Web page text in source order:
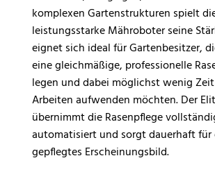
komplexen Gartenstrukturen spielt
leistungsstarke Mähroboter seine
eignet sich ideal für Gartenbesitzer,
eine gleichmäßige, professionelle
legen und dabei möglichst wenig
Arbeiten aufwenden möchten. Der
übernimmt die Rasenpflege
automatisiert und sorgt dauerhaft für
gepflegtes Erscheinungsbild.